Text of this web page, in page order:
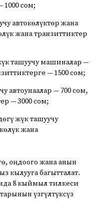
1000 сом;
автокөлүктөр жана
жана транзиттиктер
ташуучу машиналар —
— 1500 сом;
автоунаалар — 700 сом,
— 3000 сом;
жүк ташуучу
жана
оңдоого жана анын
кылууга багытталат.
8 кыймыл тилкеси
үзгүлтүксүз